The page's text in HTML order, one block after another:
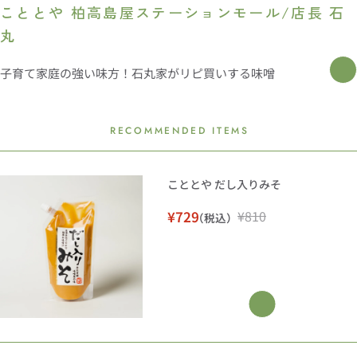
RECOMMENDED ITEMS
こととや だし入りみそ
セ
¥729（税込）
通
¥810
こととや 柏高島屋ステーションモール/店長 石
丸
子育て家庭の強い味方！石丸家がリピ買いする味噌